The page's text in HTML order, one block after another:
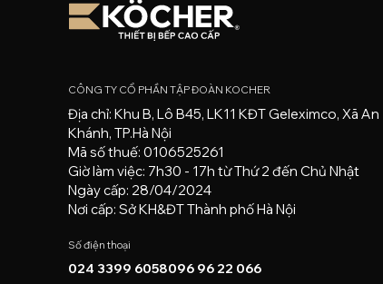
CÔNG TY CỔ PHẦN TẬP ĐOÀN KOCHER
Địa chỉ: Khu B, Lô B45, LK11 KĐT Geleximco, Xã An
Khánh, TP.Hà Nội
Mã số thuế: 0106525261
Giờ làm việc: 7h30 - 17h từ Thứ 2 đến Chủ Nhật
Ngày cấp: 28/04/2024
Nơi cấp: Sở KH&ĐT Thành phố Hà Nội
Số điện thoại
024 3399 6058096 96 22 066